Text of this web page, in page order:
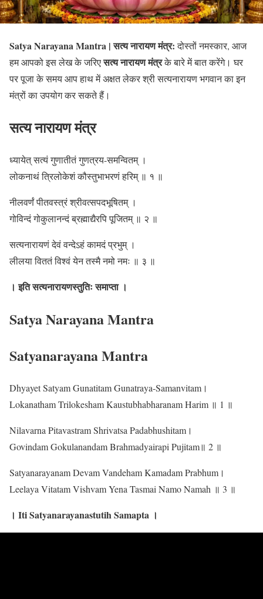
Satya Narayana Mantra | सत्य नारायण मंत्र:दोस्तों नमस्कार, आज
हम आपको इस लेख के जरिएसत्य नारायण मंत्रके बारे में बात करेंगे। घर
पर पूजा के समय आप हाथ में अक्षत लेकर श्री सत्यनारायण भगवान का इन
मंत्रों का उपयोग कर सकते हैं।
सत्य नारायण मंत्र
ध्यायेत् सत्यं गुणातीतं गुणत्रय-समन्वितम् ।
लोकनाथं त्रिलोकेशं कौस्तुभाभरणं हरिम् ॥ १ ॥
नीलवर्णं पीतवस्त्रं श्रीवत्सपदभूषितम् ।
गोविन्दं गोकुलानन्दं ब्रह्माद्यैरपि पूजितम् ॥ २ ॥
सत्यनारायणं देवं वन्देऽहं कामदं प्रभुम् ।
लीलया विततं विश्वं येन तस्मै नमो नमः ॥ ३ ॥
। इति सत्यनारायणस्तुतिः समाप्ता ।
Satya Narayana Mantra
Satyanarayana Mantra
Dhyayet Satyam Gunatitam Gunatraya-Samanvitam।
Lokanatham Trilokesham Kaustubhabharanam Harim ॥ 1 ॥
Nilavarna Pitavastram Shrivatsa Padabhushitam।
Govindam Gokulanandam Brahmadyairapi Pujitam॥ 2 ॥
Satyanarayanam Devam Vandeham Kamadam Prabhum।
Leelaya Vitatam Vishvam Yena Tasmai Namo Namah ॥ 3 ॥
। Iti Satyanarayanastutih Samapta ।